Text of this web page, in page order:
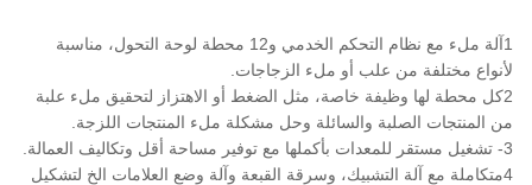
1آلة ملء مع نظام التحكم الخدمي و12 محطة لوحة التحول، مناسبة
لأنواع مختلفة من علب أو ملء الزجاجات.
2كل محطة لها وظيفة خاصة، مثل الضغط أو الاهتزاز لتحقيق ملء علبة
من المنتجات الصلبة والسائلة وحل مشكلة ملء المنتجات اللزجة.
3- تشغيل مستقر للمعدات بأكملها مع توفير مساحة أقل وتكاليف العمالة.
4متكاملة مع آلة التشبيك، وسرقة القبعة وآلة وضع العلامات الخ لتشكيل